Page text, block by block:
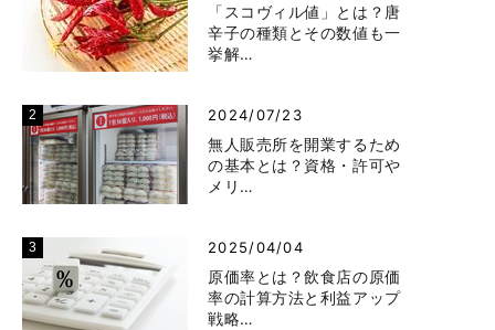
「スコヴィル値」とは？唐
辛子の種類とその数値も一
挙解…
2024/07/23
無人販売所を開業するため
の基本とは？資格・許可や
メリ…
2025/04/04
原価率とは？飲食店の原価
率の計算方法と利益アップ
戦略…